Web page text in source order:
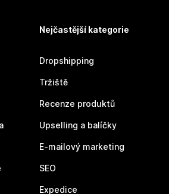
Nejčastější kategorie
Dropshipping
Tržiště
Recenze produktů
Upselling a balíčky
E-mailový marketing
SEO
Expedice